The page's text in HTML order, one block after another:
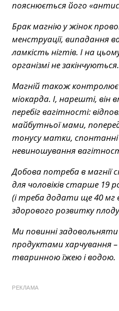
пояснюється його
Брак магнію у жінок
менструації, випадання
ламкість нігтів. І на
організмі не закінчуються.
Магній також
міокарда. І, нарешті, він
перебіг вагітності:
майбутньої мами,
тонусу матки, спонтанні
невиношування
Добова потреба в магнії
для чоловіків старше 19
(і треба додати ще 40 мг
здорового розвитку
Ми повинні задовольняти
продуктами харчування
тваринною їжею і водою.
РЕКЛАМА